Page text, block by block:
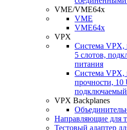
VME/VME64x
VME
VME64x
VPX
Система VPX,
5 слотов,
питания
Система
прочности, 10
VPX Backplanes
Направляющие для
Тестовый адаптер